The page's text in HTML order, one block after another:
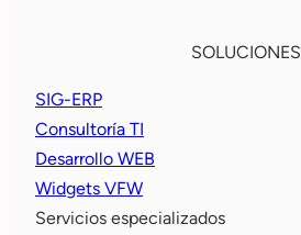
SOLUCIONES
SIG-ERP
Consultoría TI
Desarrollo WEB
Widgets VFW
Servicios especializados